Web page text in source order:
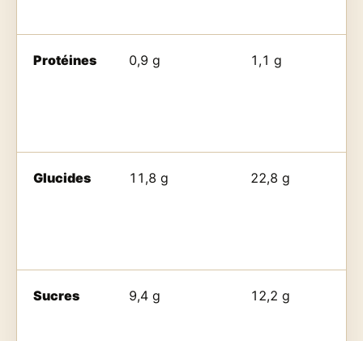
Protéines 0,9 g 1,1 g
Glucides 11,8 g 22,8 g
Sucres 9,4 g 12,2 g